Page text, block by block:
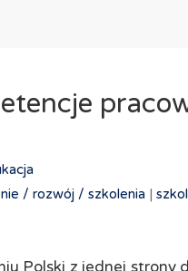
/ rozwój / szkolenia |
Polski z jednej